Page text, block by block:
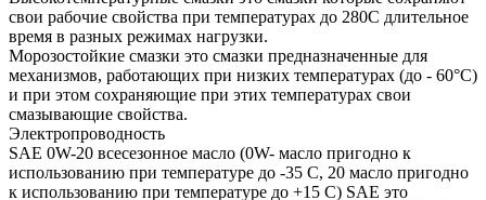
свои рабочие свойства при температурах до 280С длительное
время в разных режимах нагрузки.
Морозостойкие смазки это смазки предназначенные для
механизмов, работающих при низких температурах (до - 60°С)
и при этом сохраняющие при этих температурах свои
смазывающие свойства.
Электропроводность
SAE 0W-20 всесезонное масло (0W- масло пригодно к
использованию при температуре до -35 С, 20 масло пригодно
к использованию при температуре до +15 С) SAE это